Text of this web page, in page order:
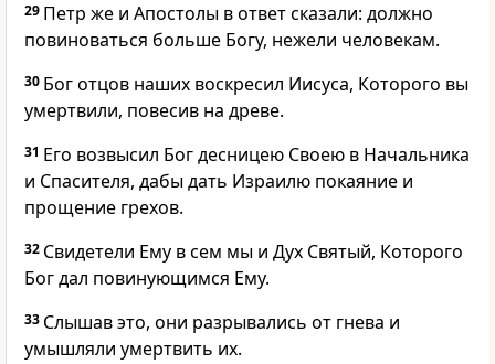
29 Петр же и Апостолы в ответ сказали: должно
повиноваться больше Богу, нежели человекам.
30 Бог отцов наших воскресил Иисуса, Которого вы
умертвили, повесив на древе.
31 Его возвысил Бог десницею Своею в Начальника
и Спасителя, дабы дать Израилю покаяние и
прощение грехов.
32 Свидетели Ему в сем мы и Дух Святый, Которого
Бог дал повинующимся Ему.
33 Слышав это, они разрывались от гнева и
умышляли умертвить их.